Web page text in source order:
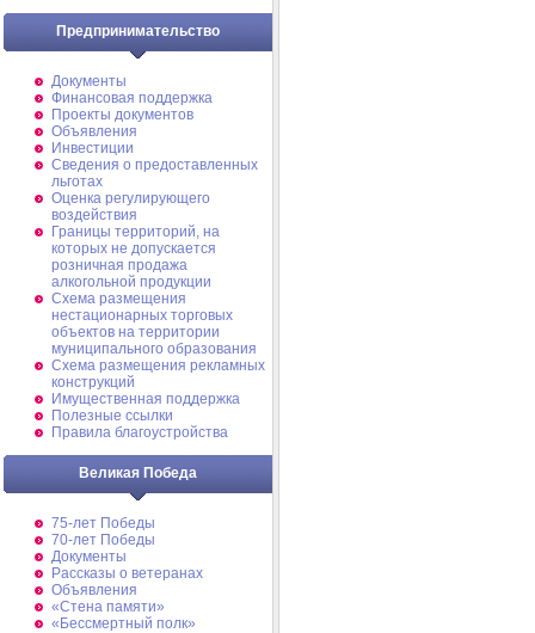
Предпринимательство
Документы
Финансовая поддержка
Проекты документов
Объявления
Инвестиции
Сведения о предоставленных
льготах
Оценка регулирующего
воздействия
Границы территорий, на
которых не допускается
розничная продажа
алкогольной продукции
Схема размещения
нестационарных торговых
объектов на территории
муниципального образования
Схема размещения рекламных
конструкций
Имущественная поддержка
Полезные ссылки
Правила благоустройства
Великая Победа
75-лет Победы
70-лет Победы
Документы
Рассказы о ветеранах
Объявления
«Стена памяти»
«Бессмертный полк»